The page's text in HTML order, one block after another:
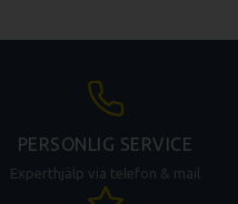
PERSONLIG SERVICE
Experthjälp via telefon & mail